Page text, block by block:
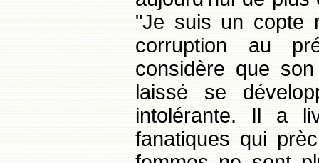
"Je suis un copte
corruption au
considère que
laissé se
intolérante. Il a
fanatiques qui